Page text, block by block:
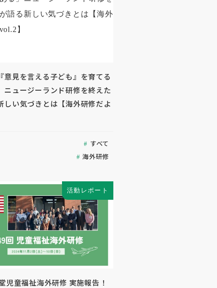
意見を言える子ども』を育てる
ニュージーランド研修を終えた
しい気づきとは【海外研修だよ
すべて
海外研修
活動レポート
児童福祉海外研修 実施報告！